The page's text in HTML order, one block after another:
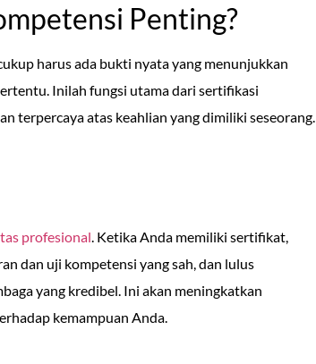
Penting?
harus ada bukti nyata yang menunjukkan
Inilah fungsi utama dari sertifikasi
terpercaya atas keahlian yang dimiliki seseorang.
profesional . Ketika Anda memiliki sertifikat,
dan uji kompetensi yang sah, dan lulus
yang kredibel. Ini akan meningkatkan
kemampuan Anda.